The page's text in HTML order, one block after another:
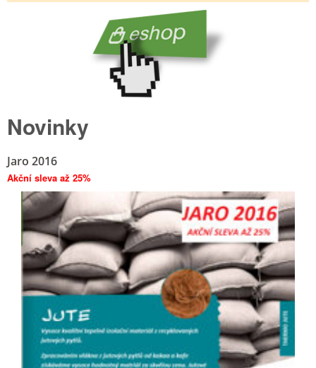
Novinky
Jaro 2016
Akční sleva až 25%